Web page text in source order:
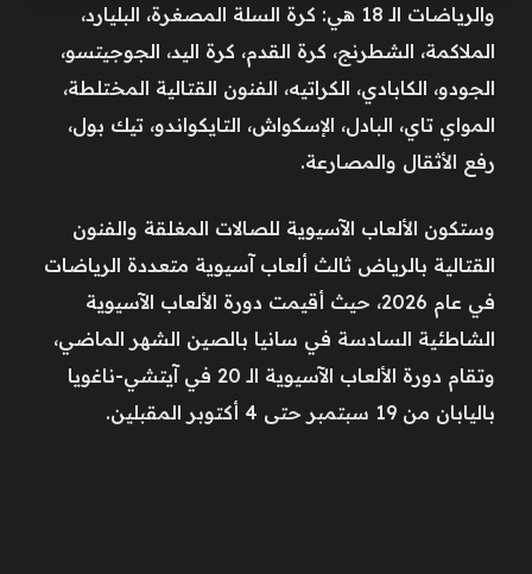
والرياضات الـ 18 هي: كرة السلة المصغرة، البليارد،
الملاكمة، الشطرنج، كرة القدم، كرة اليد، الجوجيتسو،
الجودو، الكابادي، الكراتيه، الفنون القتالية المختلطة،
المواي تاي، البادل، الإسكواش، التايكواندو، تيك بول،
رفع الأثقال والمصارعة.
وستكون الألعاب الآسيوية للصالات المغلقة والفنون
القتالية بالرياض ثالث ألعاب آسيوية متعددة الرياضات
في عام 2026، حيث أقيمت دورة الألعاب الآسيوية
الشاطئية السادسة في سانيا بالصين الشهر الماضي،
وتقام دورة الألعاب الآسيوية الـ 20 في آيتشي-ناغويا
باليابان من 19 سبتمبر حتى 4 أكتوبر المقبلين.